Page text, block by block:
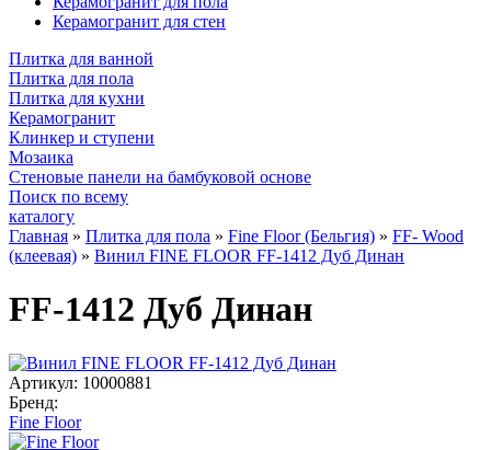
Керамогранит для стен
Плитка для ванной
Плитка для пола
Плитка для кухни
Керамогранит
Клинкер и ступени
Мозаика
Стеновые панели на бамбуковой основе
Поиск по всему
каталогу
Главная » Плитка для пола » Fine Floor (Бельгия) » FF- Wood
(клеевая) » Винил FINE FLOOR FF-1412 Дуб Динан
FF-1412 Дуб Динан
Артикул: 10000881
Бренд:
Fine Floor